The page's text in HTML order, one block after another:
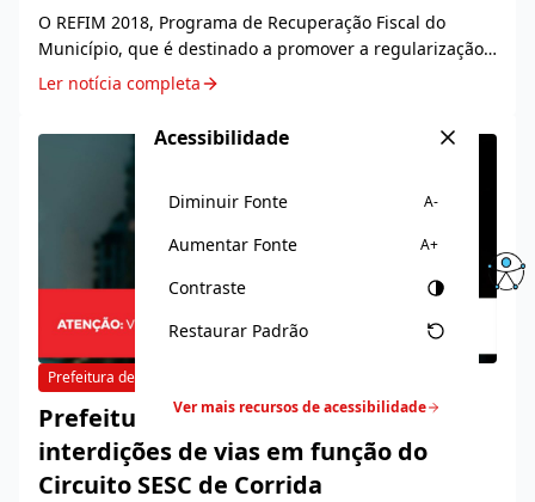
O REFIM 2018, Programa de Recuperação Fiscal do
Município, que é destinado a promover a regularização
de débitos tributários e não tributários dos
contribuintes, vai até a próxima segunda-feira, dia 3...
Ler notícia completa
Prefeitura de Jequié
Prefeitura de Jequié informa
interdições de vias em função do
Circuito SESC de Corrida
Acessibilidade
Diminuir Fonte A-
Aumentar Fonte A+
Contraste
Restaurar Padrão
Ver mais recursos de acessibilidade